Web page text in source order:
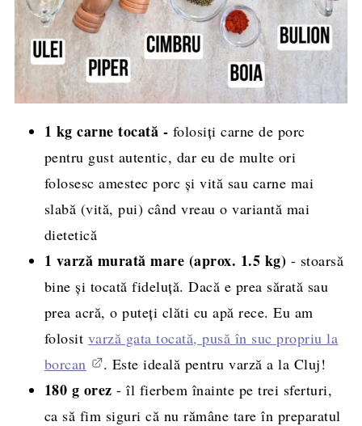
1 kg carne tocată - folosiți carne de porc
pentru gust autentic, dar eu de multe ori
folosesc amestec porc și vită sau carne mai
slabă (vită, pui) când vreau o variantă mai
dietetică
1 varză murată mare (aprox. 1.5 kg) - stoarsă
bine și tocată fideluță. Dacă e prea sărată sau
prea acră, o puteți clăti cu apă rece. Eu am
folosit varză gata tocată, pusă în suc propriu la
borcan
. Este ideală pentru varză a la Cluj!
180 g orez - îl fierbem înainte pe trei sferturi,
ca să fim siguri că nu rămâne tare în preparatul